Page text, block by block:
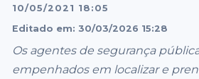
10/05/2021 18:05
Editado em: 30/03/2026 15:28
Os agentes de segurança
empenhados em localizar e